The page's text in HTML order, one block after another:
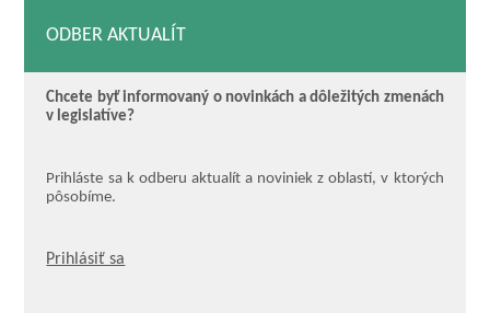
ODBER AKTUALÍT
Chcete byť informovaný o novinkách a dôležitých zmenách
v legislatíve?
Prihláste sa k odberu aktualít a noviniek z oblastí, v ktorých
pôsobíme.
Prihlásiť sa